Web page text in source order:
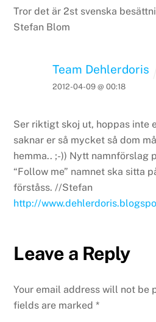
Tror det är 2st svenska
Stefan Blom
Team Dehlerdoris
2012-04-09 @ 00:18
Ser riktigt skoj ut, hoppas inte
saknar er så mycket så dom
hemma.. ;-)) Nytt namnförslag
“Follow me” namnet ska sitta
förståss. //Stefan
http://
Leave a Reply
Your email address will not be
fields are marked*